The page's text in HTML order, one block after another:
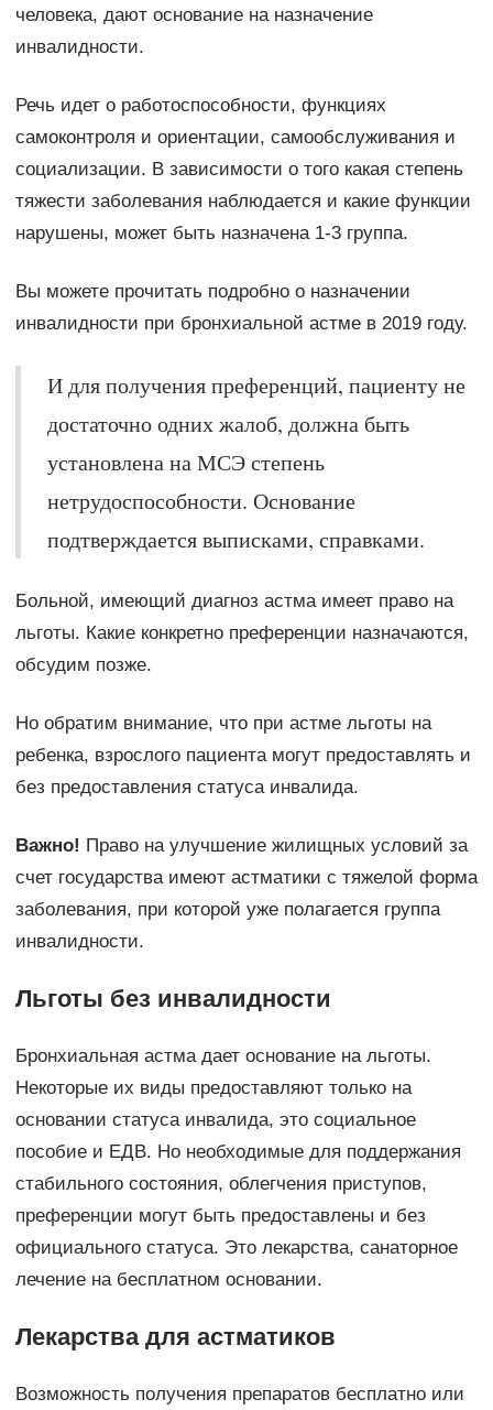
человека, дают основание на назначение
инвалидности.
Речь идет о работоспособности, функциях
самоконтроля и ориентации, самообслуживания и
социализации. В зависимости о того какая степень
тяжести заболевания наблюдается и какие функции
нарушены, может быть назначена 1-3 группа.
Вы можете прочитать подробно о назначении
инвалидности при бронхиальной астме в 2019 году.
И для получения преференций, пациенту не
достаточно одних жалоб, должна быть
установлена на МСЭ степень
нетрудоспособности. Основание
подтверждается выписками, справками.
Больной, имеющий диагноз астма имеет право на
льготы. Какие конкретно преференции назначаются,
обсудим позже.
Но обратим внимание, что при астме льготы на
ребенка, взрослого пациента могут предоставлять и
без предоставления статуса инвалида.
Важно! Право на улучшение жилищных условий за
счет государства имеют астматики с тяжелой форма
заболевания, при которой уже полагается группа
инвалидности.
Льготы без инвалидности
Бронхиальная астма дает основание на льготы.
Некоторые их виды предоставляют только на
основании статуса инвалида, это социальное
пособие и ЕДВ. Но необходимые для поддержания
стабильного состояния, облегчения приступов,
преференции могут быть предоставлены и без
официального статуса. Это лекарства, санаторное
лечение на бесплатном основании.
Лекарства для астматиков
Возможность получения препаратов бесплатно или